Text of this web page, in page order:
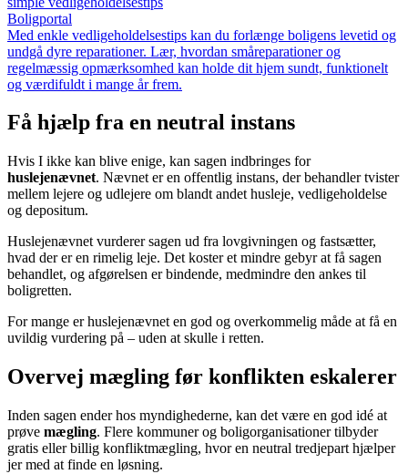
Boligportal
Med enkle vedligeholdelsestips kan du forlænge boligens levetid og
undgå dyre reparationer. Lær, hvordan småreparationer og
regelmæssig opmærksomhed kan holde dit hjem sundt, funktionelt
og værdifuldt i mange år frem.
Få hjælp fra en neutral instans
Hvis I ikke kan blive enige, kan sagen indbringes for
huslejenævnet. Nævnet er en offentlig instans, der behandler tvister
mellem lejere og udlejere om blandt andet husleje, vedligeholdelse
og depositum.
Huslejenævnet vurderer sagen ud fra lovgivningen og fastsætter,
hvad der er en rimelig leje. Det koster et mindre gebyr at få sagen
behandlet, og afgørelsen er bindende, medmindre den ankes til
boligretten.
For mange er huslejenævnet en god og overkommelig måde at få en
uvildig vurdering på – uden at skulle i retten.
Overvej mægling før konflikten eskalerer
Inden sagen ender hos myndighederne, kan det være en god idé at
prøve mægling. Flere kommuner og boligorganisationer tilbyder
gratis eller billig konfliktmægling, hvor en neutral tredjepart hjælper
jer med at finde en løsning.